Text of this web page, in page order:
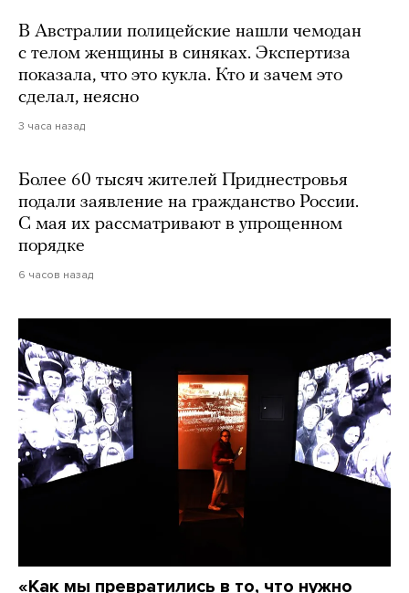
В Австралии полицейские нашли чемодан
с телом женщины в синяках. Экспертиза
показала, что это кукла. Кто и зачем это
сделал, неясно
3 часа назад
Более 60 тысяч жителей Приднестровья
подали заявление на гражданство России.
С мая их рассматривают в упрощенном
порядке
6 часов назад
«Как мы превратились в то, что нужно